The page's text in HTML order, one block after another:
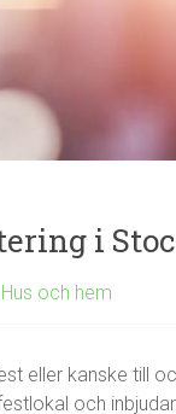
i
Hus och hem
eller kanske till
och